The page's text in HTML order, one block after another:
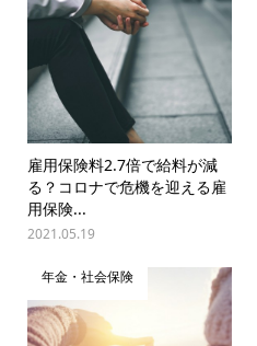
雇用保険料2.7倍で給料が減
る？コロナで危機を迎える雇
用保険...
2021.05.19
年金・社会保険